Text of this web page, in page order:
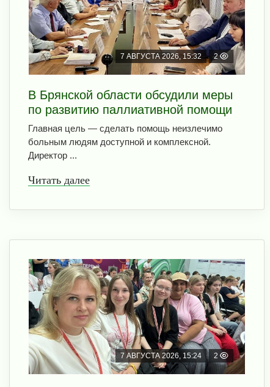
7 АВГУСТА 2026, 15:32 2
В Брянской области обсудили меры
по развитию паллиативной помощи
Главная цель — сделать помощь неизлечимо
больным людям доступной и комплексной.
Директор ...
Читать далее
7 АВГУСТА 2026, 15:24 2